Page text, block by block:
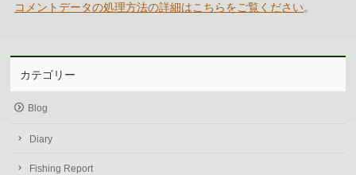
コメントデータの処理方法の詳細はこちらをご覧ください。
カテゴリー
Blog
Diary
Fishing Report